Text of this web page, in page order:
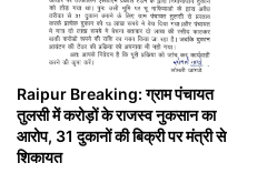
Raipur Breaking: ग्राम पंचायत
तुलसी में करोड़ों के राजस्व नुकसान का
आरोप, 31 दुकानों की बिक्री पर मंत्री से
शिकायत